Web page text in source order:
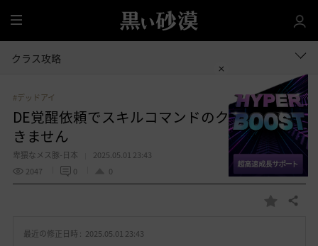
全
体
クラス攻略
#デッドアイ
DE覚醒依頼でスキルコマンドのクエストがで
きません
卑猥なメス豚-日本
2025.05.01 23:43
2047
0 0
お 共有する
最近の修正日時 : 2025.05.01 23:43